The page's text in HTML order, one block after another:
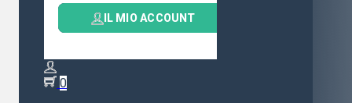
IL MIO ACCOUNT
0